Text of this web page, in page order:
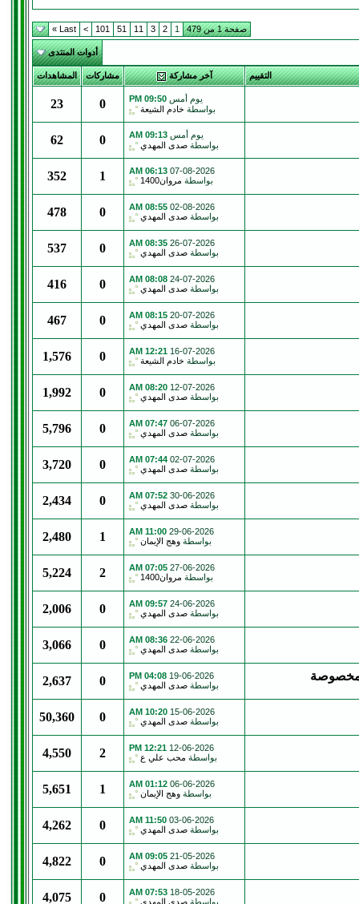
صفحة 1 من 479 1
2
3
11
51
101
>
Last »
أدوات المنتدى
التقييم آخر مشاركة مشاركات المشاهدات
يوم أمس 09:50 PM
بواسطة خادم الشيعة 0
23
يوم أمس 09:13 AM
بواسطة صدى المهدي 0
62
07-08-2026
06:13 AM
بواسطة مروان1400 1
352
02-08-2026
08:55 AM
بواسطة صدى المهدي 0
478
26-07-2026
08:35 AM
بواسطة صدى المهدي 0
537
24-07-2026
08:08 AM
بواسطة صدى المهدي 0
416
20-07-2026
08:15 AM
بواسطة صدى المهدي 0
467
16-07-2026
12:21 AM
بواسطة خادم الشيعة 0
1,576
12-07-2026
08:20 AM
بواسطة صدى المهدي 0
1,992
06-07-2026
07:47 AM
بواسطة صدى المهدي 0
5,796
02-07-2026
07:44 AM
بواسطة صدى المهدي 0
3,720
30-06-2026
07:52 AM
بواسطة صدى المهدي 0
2,434
29-06-2026
11:00 AM
بواسطة وهج الإيمان 1
2,480
27-06-2026
07:05 AM
بواسطة مروان1400 2
5,224
24-06-2026
09:57 AM
بواسطة صدى المهدي 0
2,006
22-06-2026
08:36 AM
بواسطة صدى المهدي 0
3,066
19-06-2026
04:08 PM
بواسطة صدى المهدي 0
2,637
15-06-2026
10:20 AM
بواسطة صدى المهدي 0
50,360
12-06-2026
12:21 PM
بواسطة محب علي ع 2
4,550
06-06-2026
01:12 AM
بواسطة وهج الإيمان 1
5,651
03-06-2026
11:50 AM
بواسطة صدى المهدي 0
4,262
21-05-2026
09:05 AM
بواسطة صدى المهدي 0
4,822
18-05-2026
07:53 AM
بواسطة صدى المهدي 0
4,075